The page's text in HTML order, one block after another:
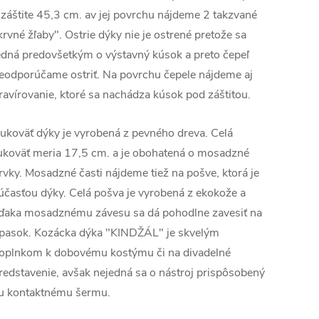
45,3 cm. av jej povrchu nájdeme 2 takzvané
žľaby". Ostrie dýky nie je ostrené pretože sa
predovšetkým o výstavný kúsok a preto čepeľ
ostriť. Na povrchu čepele nájdeme aj
ktoré sa nachádza kúsok pod záštitou.
dýky je vyrobená z pevného dreva. Celá
meria 17,5 cm. a je obohatená o mosadzné
Mosadzné časti nájdeme tiež na pošve, ktorá je
dýky. Celá pošva je vyrobená z ekokože a
mosadznému závesu sa dá pohodlne zavesiť na
Kozácka dýka "KINDŽÁL" je skvelým
k dobovému kostýmu či na divadelné
avšak nejedná sa o nástroj prispôsobený
kontaktnému šermu.